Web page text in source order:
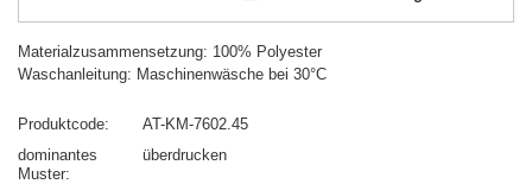
Materialzusammensetzung: 100% Polyester
Waschanleitung: Maschinenwäsche bei 30°C
Produktcode
AT-KM-7602.45
dominantes
Muster
überdrucken